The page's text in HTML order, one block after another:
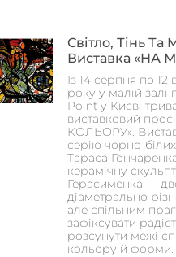
Світло, Тінь Та
Виставка «НА
Із 14 серпня по 12
року у малій залі
Point у Києві
виставковий
КОЛЬОРУ».
серію чорно-
Тараса
керамічну
Герасименка —
діаметрально
але спільним
зафіксувати
розсунути межі
кольору й форми.